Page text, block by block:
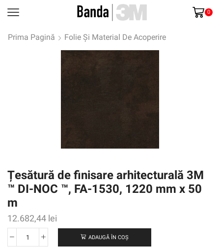
0
Prima Pagină Folie Și Material De Acoperire
Țesătură de finisare arhitecturală 3M
™ DI-NOC ™, FA-1530, 1220 mm x 50
m
12.682,44 lei
Cantitate
ADAUGĂ ÎN COȘ